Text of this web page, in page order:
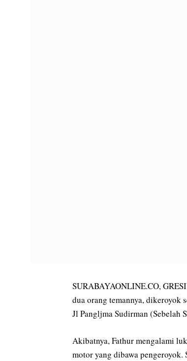
SURABAYAONLINE.CO,
dua orang temannya,
Jl Pangljma Sudirman (Sebelah
Akibatnya, Fathur mengalami
motor yang dibawa